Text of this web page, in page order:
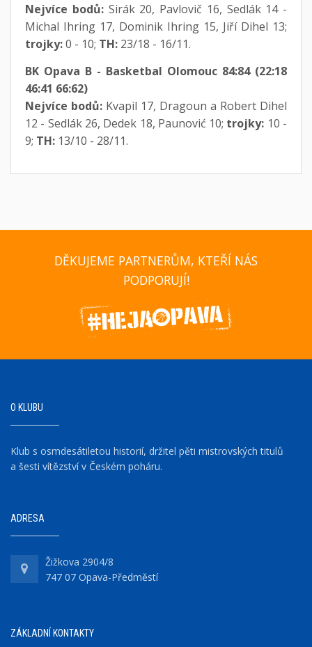
Nejvíce bodů:Sirák 20, Pavlovič 16, Sedlák 14 -
Michal Ihring 17, Dominik Ihring 15, Jiří Dihel 13;
trojky:0 - 10; TH:23/18 - 16/11.
BK Opava B - Basketbal Olomouc 84:84 (22:18
46:41 66:62)
Nejvíce bodů: Kvapil 17, Dragoun a Robert Dihel
12 - Sedlák 26, Dedek 18, Paunović 10; trojky: 10 -
9; TH:13/10 - 28/11.
DĚKUJEME PARTNERŮM, KTEŘÍ NÁS
PODPORUJÍ!
O KLUBU
Klub s osmdesátiletou historií, držitel pěti mistrovských titulů
a šesti vítězství v Českém poháru.
ADRESA
Žižkova 2904/8
747 07 Opava-Předměstí
ZÁKLADNÍ KONTAKTY